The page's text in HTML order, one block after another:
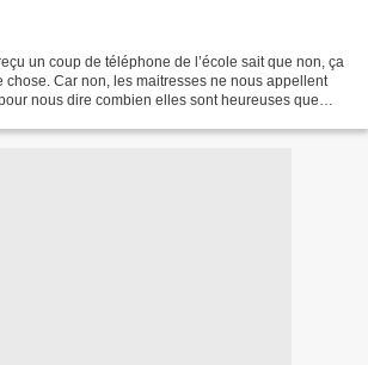
un coup de téléphone de l’école sait que non, ça
chose. Car non, les maitresses ne nous appellent
nous dire combien elles sont heureuses que